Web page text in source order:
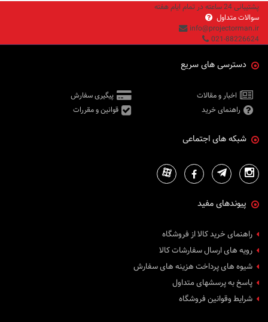
پشتیبانی 24 ساعته در تمام ایام هفته
سوالات متداول
info@projectorman.ir
021-88226624
دسترسی های سریع
اخبار و مقالات
پیگیری سفارش
راهنمای خرید
قوانین و مقررات
شبکه های اجتماعی
پیوندهای مفید
راهنمای خرید کالا از فروشگاه
رویه های ارسال سفارشات کالا
شیوه های پرداخت هزینه های سفارش
پاسخ به پرسشهای متداول
شرایط وقوانین فروشگاه